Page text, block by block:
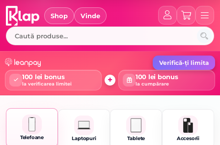
Skip
content
Shop Vinde
Verifică-ți limita
100 lei bonus
la verificarea limitei + 100 lei bonus
la cumpărare
Telefoane Laptopuri Tablete Accesorii